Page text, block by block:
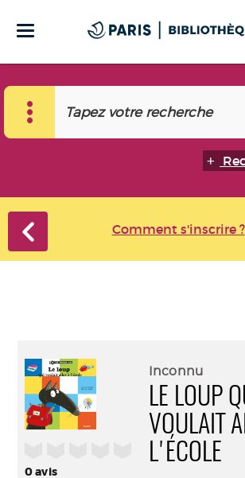
Comment s'inscrire ?
0avis
Inconnu
LE LOUP
VOULAIT
L'ÉCOLE